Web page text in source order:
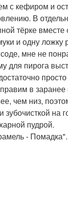
с кефиром и
В
тёрке
и одну ложку
мне не
для пирога
в заранее
чем низ,
зубочисткой
пудрой.
- Помадка".